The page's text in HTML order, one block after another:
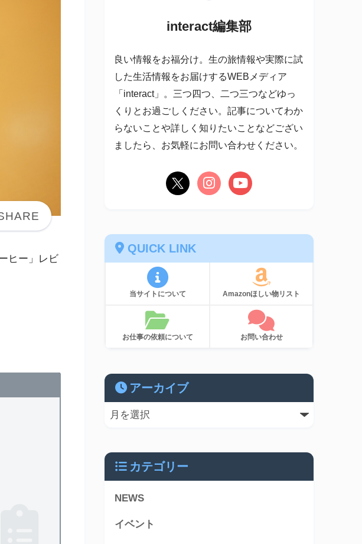
ヒー」レビ
interact編集部
良い情報をお福分け。生の旅情報や実際に試
した生活情報をお届けするWEBメディア
「interact」。三つ四つ、二つ三つなどゆっ
くりとお過ごしください。記事についてわか
らないことや詳しく知りたいことなどござい
ましたら、お気軽にお問い合わせください。
QUICK LINK
当サイトについて Amazonほしい物リスト
お仕事の依頼について お問い合わせ
アーカイブ
カテゴリー
NEWS
イベント